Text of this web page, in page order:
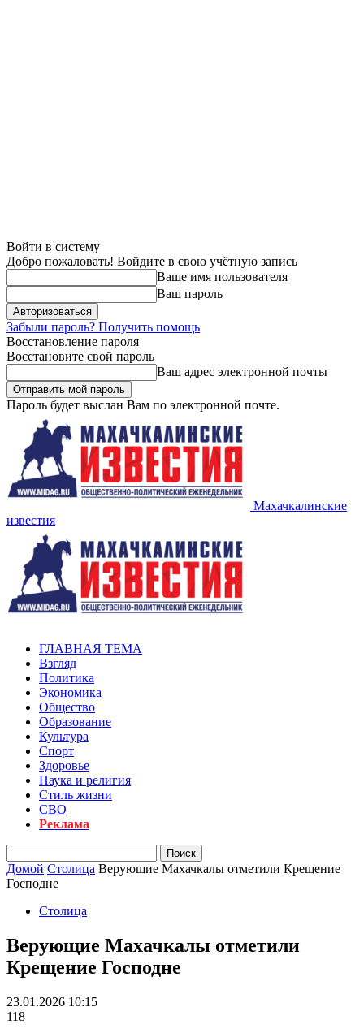
Войти в систему
Добро пожаловать! Войдите в свою учётную запись
Ваше имя пользователя
Ваш пароль
Забыли пароль? Получить помощь
Восстановление пароля
Восстановите свой пароль
Ваш адрес электронной почты
Пароль будет выслан Вам по электронной почте.
Махачкалинские
известия
ГЛАВНАЯ ТЕМА
Взгляд
Политика
Экономика
Общество
Образование
Культура
Спорт
Здоровье
Наука и религия
Стиль жизни
СВО
Реклама
Домой Столица Верующие Махачкалы отметили Крещение
Господне
Столица
Верующие Махачкалы отметили
Крещение Господне
23.01.2026 10:15
118